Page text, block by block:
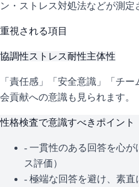
ン・ストレス対処法などが測定
重視される項目
協調性ストレス耐性主体性
「責任感」「安全意識」「チ
会貢献への意識も見られます。
性格検査で意識すべきポイント
- 一貫性のある回答を心
ス評価）
- 極端な回答を避け、素直